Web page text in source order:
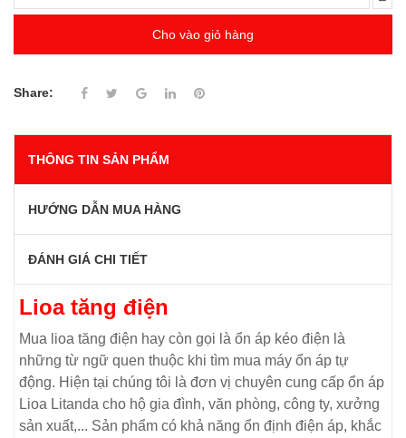
Cho vào giỏ hàng
Share:
THÔNG TIN SẢN PHẨM
HƯỚNG DẪN MUA HÀNG
ĐÁNH GIÁ CHI TIẾT
Lioa tăng điện
Mua lioa tăng điện hay còn gọi là ổn áp kéo điện là
những từ ngữ quen thuộc khi tìm mua máy ổn áp tự
động. Hiện tại chúng tôi là đơn vị chuyên cung cấp ổn áp
Lioa Litanda cho hộ gia đình, văn phòng, công ty, xưởng
sản xuất,... Sản phẩm có khả năng ổn định điện áp, khắc